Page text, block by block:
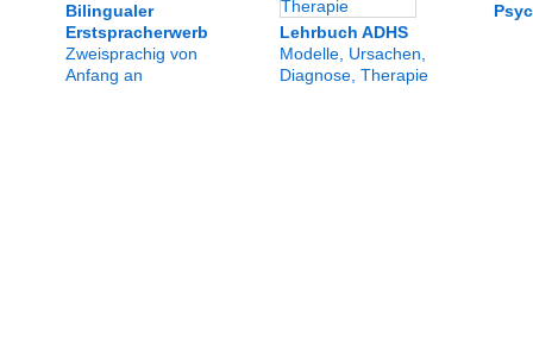
Bilingualer
Erstspracherwerb
Zweisprachig von
Anfang an
Lehrbuch ADHS
Modelle, Ursachen,
Diagnose, Therapie